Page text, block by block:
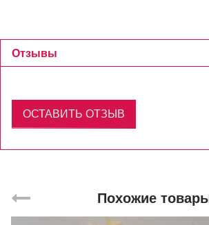
Отзывы
ОСТАВИТЬ ОТЗЫВ
Похожие